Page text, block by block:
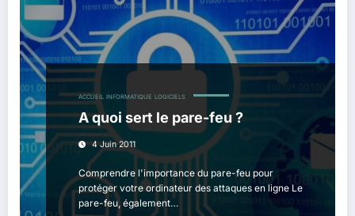
ACCUEIL INFORMATIQUE LOGICIELS
A quoi sert le pare-feu ?
4 Juin 2011
Comprendre l'importance du pare-feu pour
protéger votre ordinateur des attaques en ligne Le
pare-feu, également…